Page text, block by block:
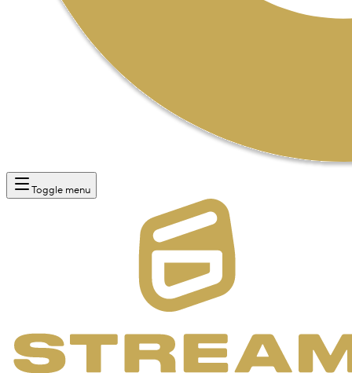
Toggle menu